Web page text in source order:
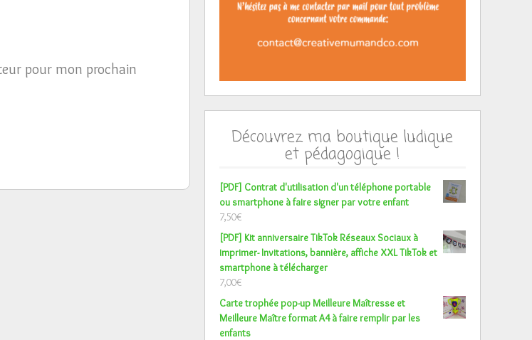
pour mon prochain
Découvrez ma boutique ludique
et pédagogique !
[PDF] Contrat d'utilisation d'un téléphone portable
ou smartphone à faire signer par votre enfant
7,50€
[PDF] Kit anniversaire TikTok Réseaux Sociaux à
imprimer- Invitations, bannière, affiche XXL TikTok et
smartphone à télécharger
7,00€
Carte trophée pop-up Meilleure Maîtresse et
Meilleure Maître format A4 à faire remplir par les
enfants